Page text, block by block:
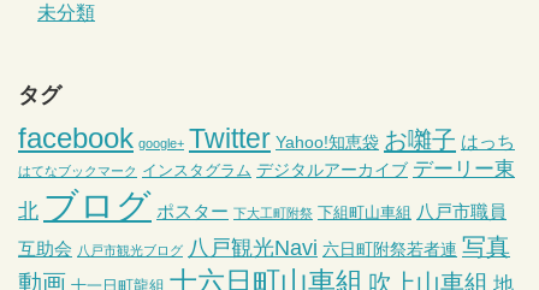
未分類
タグ
facebook google+ Twitter Yahoo!知恵袋 お囃子 はっち
はてなブックマーク インスタグラム デジタルアーカイブ デーリー東
北 ブログ ポスター 下大工町附祭 下組町山車組 八戸市職員
互助会 八戸市観光ブログ 八戸観光Navi 六日町附祭若者連 写真
動画 十一日町龍組 十六日町山車組 吹上山車組 地